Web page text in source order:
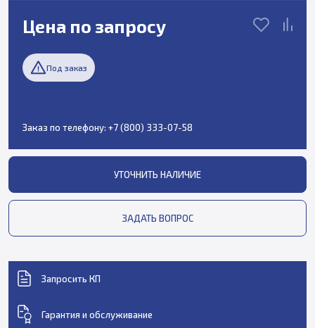
Цена по запросу
Под заказ
Заказ по телефону: +7 (800) 333-07-58
УТОЧНИТЬ НАЛИЧИЕ
ЗАДАТЬ ВОПРОС
Запросить КП
Гарантия и обслуживание